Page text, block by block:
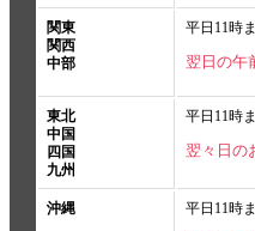
関東
関西
中部
平日11時
翌日の午
東北
中国
四国
九州
平日11時
翌々日の
沖縄 平日11時